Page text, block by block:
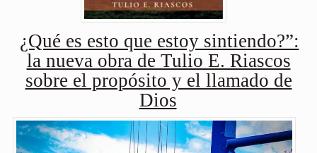
¿Qué es esto que estoy sintiendo?”:
la nueva obra de Tulio E. Riascos
sobre el propósito y el llamado de
Dios